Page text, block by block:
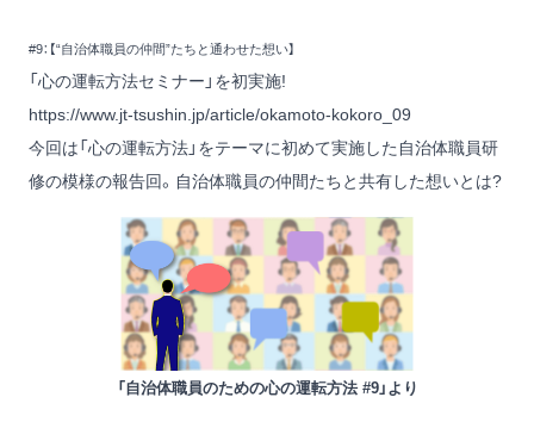
#9：【“自治体職員の仲間”たちと通わせた想い】
「心の運転方法セミナー」を初実施!
https://www.jt-tsushin.jp/article/okamoto-kokoro_09
今回は「心の運転方法」をテーマに初めて実施した自治体職員研
修の模様の報告回。自治体職員の仲間たちと共有した想いとは?
「自治体職員のための心の運転方法 #9」より